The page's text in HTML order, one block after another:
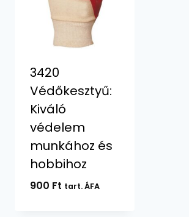
3420
Védőkesztyű:
Kiváló
védelem
munkához és
hobbihoz
900 Ft tart. ÁFA